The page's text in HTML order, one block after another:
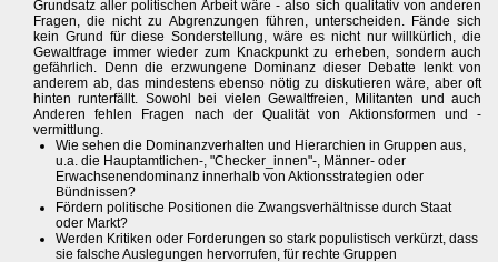
Grundsatz aller politischen Arbeit wäre - also sich qualitativ von anderen
Fragen, die nicht zu Abgrenzungen führen, unterscheiden. Fände sich
kein Grund für diese Sonderstellung, wäre es nicht nur willkürlich, die
Gewaltfrage immer wieder zum Knackpunkt zu erheben, sondern auch
gefährlich. Denn die erzwungene Dominanz dieser Debatte lenkt von
anderem ab, das mindestens ebenso nötig zu diskutieren wäre, aber oft
hinten runterfällt. Sowohl bei vielen Gewaltfreien, Militanten und auch
Anderen fehlen Fragen nach der Qualität von Aktionsformen und -
vermittlung.
Wie sehen die Dominanzverhalten und Hierarchien in Gruppen aus,
u.a. die Hauptamtlichen-, "Checker_innen"-, Männer- oder
Erwachsenendominanz innerhalb von Aktionsstrategien oder
Bündnissen?
Fördern politische Positionen die Zwangsverhältnisse durch Staat
oder Markt?
Werden Kritiken oder Forderungen so stark populistisch verkürzt, dass
sie falsche Auslegungen hervorrufen, für rechte Gruppen